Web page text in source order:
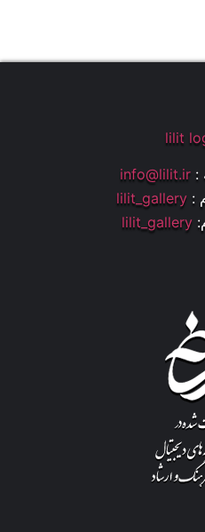
:
info@lilit.ir
:
lilit_gallery
lilit_gallery